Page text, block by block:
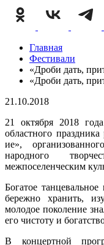
Главная
Фестивали
«Дроби дать,
«Дроби дать,
21.10.2018
21 октября 2018
областного
ие»,
народного
межпоселенческим
Богатое
бережно хранить,
молодое поколение
его чистоту и
В концертной